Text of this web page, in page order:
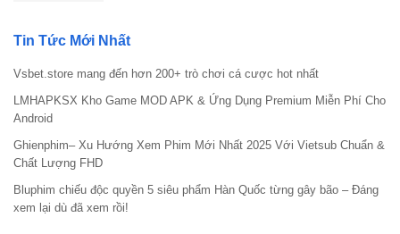
Tin Tức Mới Nhất
Vsbet.store mang đến hơn 200+ trò chơi cá cược hot nhất
LMHAPKSX Kho Game MOD APK & Ứng Dụng Premium Miễn Phí Cho
Android
Ghienphim– Xu Hướng Xem Phim Mới Nhất 2025 Với Vietsub Chuẩn &
Chất Lượng FHD
Bluphim chiếu độc quyền 5 siêu phẩm Hàn Quốc từng gây bão – Đáng
xem lại dù đã xem rồi!